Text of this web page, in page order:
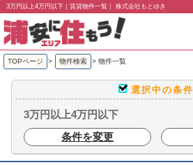
3万円以上4万円以下｜賃貸物件一覧｜ 株式会社もとゆき
TOPページ > 物件検索 > 物件一覧
選択中の条件
3万円以上4万円以下
条件を変更